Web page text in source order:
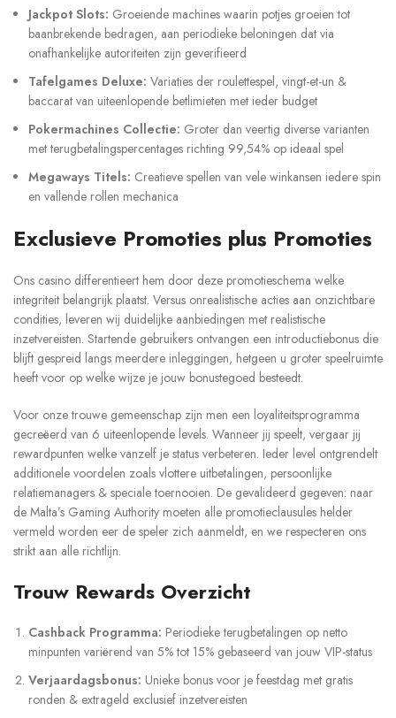
Jackpot Slots: Groeiende machines waarin potjes groeien tot
baanbrekende bedragen, aan periodieke beloningen dat via
onafhankelijke autoriteiten zijn geverifieerd
Tafelgames Deluxe: Variaties der roulettespel, vingt-et-un &
baccarat van uiteenlopende betlimieten met ieder budget
Pokermachines Collectie: Groter dan veertig diverse varianten
met terugbetalingspercentages richting 99,54% op ideaal spel
Megaways Titels: Creatieve spellen van vele winkansen iedere spin
en vallende rollen mechanica
Exclusieve Promoties plus Promoties
Ons casino differentieert hem door deze promotieschema welke
integriteit belangrijk plaatst. Versus onrealistische acties aan onzichtbare
condities, leveren wij duidelijke aanbiedingen met realistische
inzetvereisten. Startende gebruikers ontvangen een introductiebonus die
blijft gespreid langs meerdere inleggingen, hetgeen u groter speelruimte
heeft voor op welke wijze je jouw bonustegoed besteedt.
Voor onze trouwe gemeenschap zijn men een loyaliteitsprogramma
gecreëerd van 6 uiteenlopende levels. Wanneer jij speelt, vergaar jij
rewardpunten welke vanzelf je status verbeteren. Ieder level ontgrendelt
additionele voordelen zoals vlottere uitbetalingen, persoonlijke
relatiemanagers & speciale toernooien. De gevalideerd gegeven: naar
de Malta’s Gaming Authority moeten alle promotieclausules helder
vermeld worden eer de speler zich aanmeldt, en we respecteren ons
strikt aan alle richtlijn.
Trouw Rewards Overzicht
Cashback Programma: Periodieke terugbetalingen op netto
minpunten variërend van 5% tot 15% gebaseerd van jouw VIP-status
Verjaardagsbonus: Unieke bonus voor je feestdag met gratis
ronden & extrageld exclusief inzetvereisten